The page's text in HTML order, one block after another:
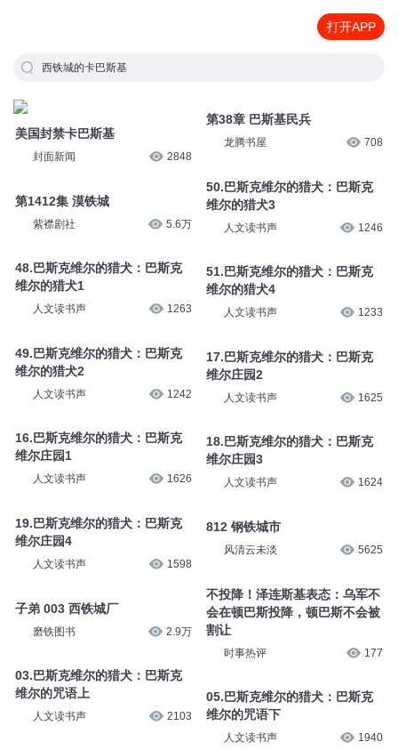
打开APP
西铁城的卡巴斯基
美国封禁卡巴斯基
封面新闻 2848
第1412集 漠铁城
紫襟剧社 5.6万
48.巴斯克维尔的猎犬：巴斯克
维尔的猎犬1
人文读书声 1263
49.巴斯克维尔的猎犬：巴斯克
维尔的猎犬2
人文读书声 1242
16.巴斯克维尔的猎犬：巴斯克
维尔庄园1
人文读书声 1626
19.巴斯克维尔的猎犬：巴斯克
维尔庄园4
人文读书声 1598
子弟 003 西铁城厂
磨铁图书 2.9万
03.巴斯克维尔的猎犬：巴斯克
维尔的咒语上
人文读书声 2103
第38章 巴斯基民兵
龙腾书屋 708
50.巴斯克维尔的猎犬：巴斯克
维尔的猎犬3
人文读书声 1246
51.巴斯克维尔的猎犬：巴斯克
维尔的猎犬4
人文读书声 1233
17.巴斯克维尔的猎犬：巴斯克
维尔庄园2
人文读书声 1625
18.巴斯克维尔的猎犬：巴斯克
维尔庄园3
人文读书声 1624
812 钢铁城市
风清云未淡 5625
不投降！泽连斯基表态：乌军不
会在顿巴斯投降，顿巴斯不会被
割让
时事热评 177
05.巴斯克维尔的猎犬：巴斯克
维尔的咒语下
人文读书声 1940